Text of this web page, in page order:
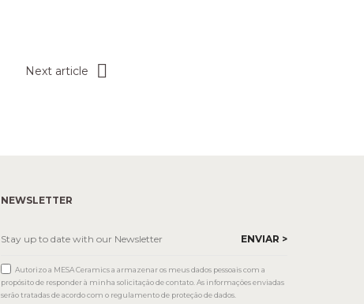
Next article
NEWSLETTER
Autorizo a MESA Ceramics a armazenar os meus dados pessoais com a
propósito de responder à minha solicitação de contato. As informações enviadas
serão tratadas de acordo com o regulamento de proteção de dados.